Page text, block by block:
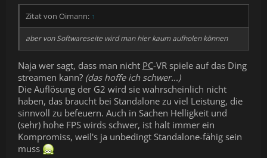
Zitat von Oimann: ↑
aber von Softwareseite wird man hier kaum aufholen können
Naja wer sagt, dass man nicht PC-VR spiele auf das Ding
streamen kann? (das hoffe ich schwer...)
Die Auflösung der G2 wird sie wahrscheinlich nicht
haben, das braucht bei Standalone zu viel Leistung, die
sinnvoll zu befeuern. Auch in Sachen Helligkeit und
(sehr) hohe FPS wirds schwer, ist halt immer ein
Kompromiss, weil's ja unbedingt Standalone-fähig sein
muss